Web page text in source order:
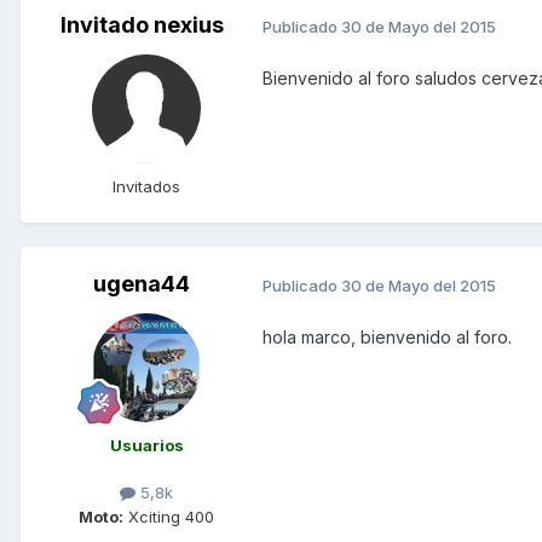
Invitado nexius
Invitados
Publicado 30 de Mayo del 2015
Bienvenido al foro saludos
ugena44
Usuarios
5,8k
Moto: Xciting 400
Publicado 30 de Mayo del 2015
hola marco, bienvenido al foro.